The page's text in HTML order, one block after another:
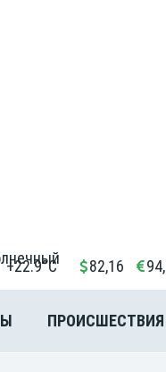
+22.9°C 82,16
ПРОИСШЕСТВИЯ